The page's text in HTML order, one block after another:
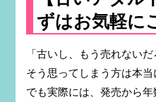
ずはお気軽に
「古いし、もう売れない
そう思ってしまう方は本当
でも実際には、発売から